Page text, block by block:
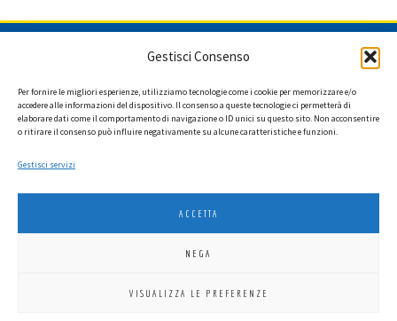
Gestisci Consenso
Per fornire le migliori esperienze, utilizziamo tecnologie come i cookie per memorizzare e/o
accedere alle informazioni del dispositivo. Il consenso a queste tecnologie ci permetterà di
elaborare dati come il comportamento di navigazione o ID unici su questo sito. Non acconsentire
o ritirare il consenso può influire negativamente su alcune caratteristiche e funzioni.
Gestisci servizi
ACCETTA
NEGA
VISUALIZZA LE PREFERENZE
Ho letto l'informativa privacy e acconsento a ricevere via e-mail la
newsletter contenente aggiornamenti su attività, iniziative ed eventi
LIONS INTERNATIONAL DISTRETTO 108 TA 3